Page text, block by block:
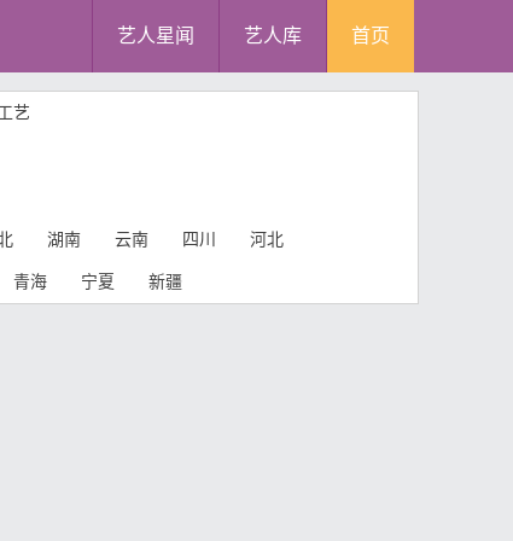
艺人星闻 艺人库 首页
艺
湖南 云南 四川 河北
青海 宁夏 新疆